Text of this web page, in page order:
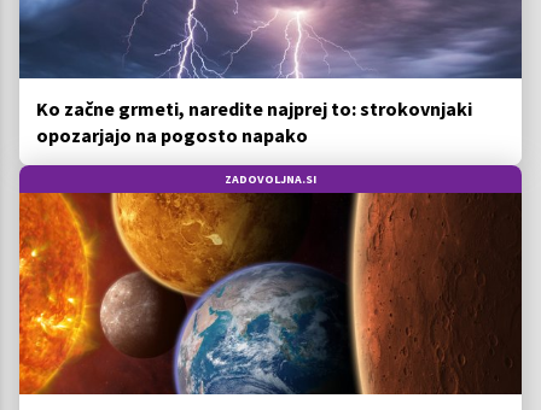
Ko začne grmeti, naredite najprej to: strokovnjaki
opozarjajo na pogosto napako
ZADOVOLJNA.SI